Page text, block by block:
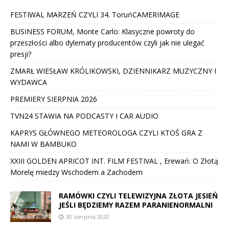
FESTIWAL MARZEŃ CZYLI 34. ToruńCAMERIMAGE
BUSINESS FORUM, Monte Carlo: Klasyczne powroty do
przeszłości albo dylematy producentów czyli jak nie ulegać
presji?
ZMARŁ WIESŁAW KRÓLIKOWSKI, DZIENNIKARZ MUZYCZNY I
WYDAWCA
PREMIERY SIERPNIA 2026
TVN24 STAWIA NA PODCASTY I CAR AUDIO
KAPRYS GŁÓWNEGO METEOROLOGA CZYLI KTOŚ GRA Z
NAMI W BAMBUKO
XXIII GOLDEN APRICOT INT. FILM FESTIVAL , Erewań: O Złotą
Morelę miedzy Wschodem a Zachodem
RAMÓWKI CZYLI TELEWIZYJNA ZŁOTA JESIEŃ
JEŚLI BĘDZIEMY RAZEM PARANIENORMALNI
30 sierpnia 2020